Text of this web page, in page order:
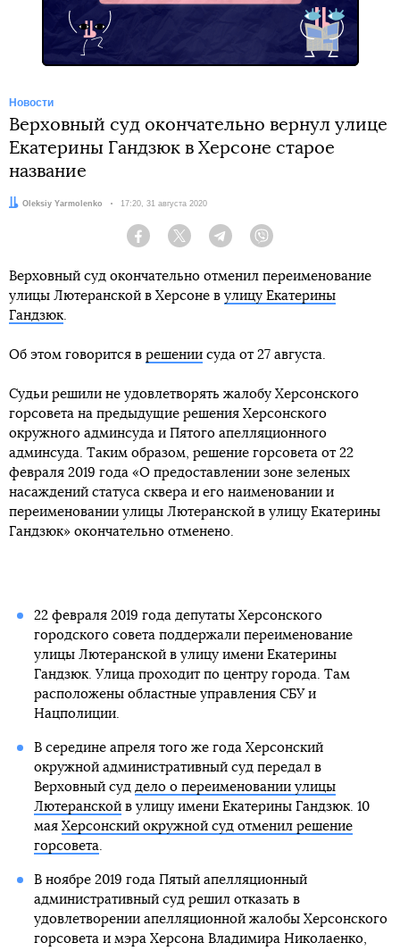
Новости
Верховный суд окончательно вернул улице
Екатерины Гандзюк в Херсоне старое
название
Автор:
Oleksiy Yarmolenko Дата:
17:20, 31 августа 2020
Facebook Twitter Telegram
Верховный суд окончательно отменил переименование
улицы Лютеранской в Херсоне в улицу Екатерины
Гандзюк.
Об этом говорится в решении суда от 27 августа.
Судьи решили не удовлетворять жалобу Херсонского
горсовета на предыдущие решения Херсонского
окружного админсуда и Пятого апелляционного
админсуда. Таким образом, решение горсовета от 22
февраля 2019 года «О предоставлении зоне зеленых
насаждений статуса сквера и его наименовании и
переименовании улицы Лютеранской в улицу Екатерины
Гандзюк» окончательно отменено.
22 февраля 2019 года депутаты Херсонского
городского совета поддержали переименование
улицы Лютеранской в улицу имени Екатерины
Гандзюк. Улица проходит по центру города. Там
расположены областные управления СБУ и
Нацполиции.
В середине апреля того же года Херсонский
окружной административный суд передал в
Верховный суд дело о переименовании улицы
Лютеранскойв улицу имени Екатерины Гандзюк. 10
мая Херсонский окружной суд отменил решение
горсовета.
В ноябре 2019 года Пятый апелляционный
административный суд решил отказать в
удовлетворении апелляционной жалобы Херсонского
горсовета и мэра Херсона Владимира Николаенко,